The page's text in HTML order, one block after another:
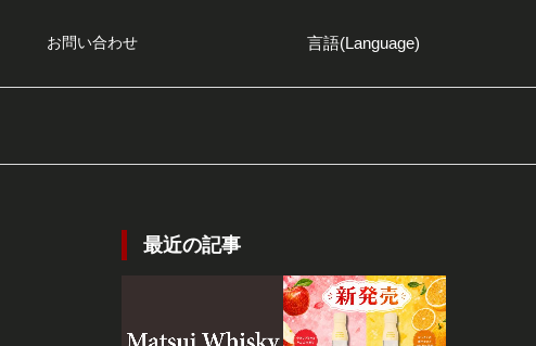
お問い合わせ 言語(Language)
最近の記事